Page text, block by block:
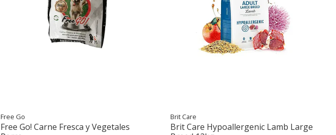
Free Go
Free Go! Carne Fresca y Vegetales
Brit Care
Brit Care Hypoallergenic Lamb Large